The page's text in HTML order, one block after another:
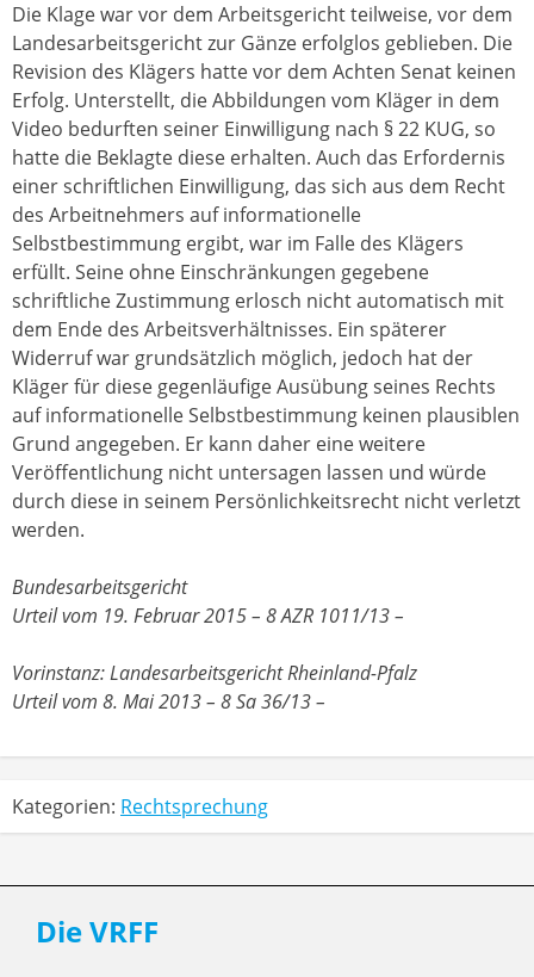
Die Klage war vor dem Arbeitsgericht teilweise, vor dem
Landesarbeitsgericht zur Gänze erfolglos geblieben. Die
Revision des Klägers hatte vor dem Achten Senat keinen
Erfolg. Unterstellt, die Abbildungen vom Kläger in dem
Video bedurften seiner Einwilligung nach § 22 KUG, so
hatte die Beklagte diese erhalten. Auch das Erfordernis
einer schriftlichen Einwilligung, das sich aus dem Recht
des Arbeitnehmers auf informationelle
Selbstbestimmung ergibt, war im Falle des Klägers
erfüllt. Seine ohne Einschränkungen gegebene
schriftliche Zustimmung erlosch nicht automatisch mit
dem Ende des Arbeitsverhältnisses. Ein späterer
Widerruf war grundsätzlich möglich, jedoch hat der
Kläger für diese gegenläufige Ausübung seines Rechts
auf informationelle Selbstbestimmung keinen plausiblen
Grund angegeben. Er kann daher eine weitere
Veröffentlichung nicht untersagen lassen und würde
durch diese in seinem Persönlichkeitsrecht nicht verletzt
werden.
Bundesarbeitsgericht
Urteil vom 19. Februar 2015 – 8 AZR 1011/13 –
Vorinstanz: Landesarbeitsgericht Rheinland-Pfalz
Urteil vom 8. Mai 2013 – 8 Sa 36/13 –
Kategorien: Rechtsprechung
Die VRFF